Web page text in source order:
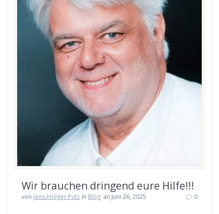
Wir brauchen dringend eure Hilfe!!!
von Jens-Holger Pütz in Blog an Juni 26, 2025 0